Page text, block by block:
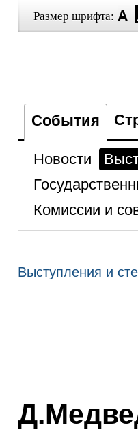
Размер шрифта:
События
Новости
Комиссии и
Выступления и